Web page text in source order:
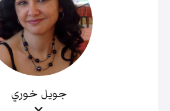
جويل خوري